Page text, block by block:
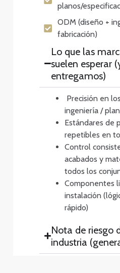
planos/
ODM (diseño +
fabricación)
Lo que las
suelen esperar
entregamos)
Precisión en
ingeniería /
Estándares de
repetibles en
Control
acabados y
todos los
Componentes
instalación
rápido)
Nota de riesgo
industria